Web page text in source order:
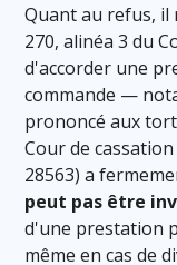
Quant au refus, il
270, alinéa 3 du
d'accorder une
commande —
prononcé aux
Cour de
28563) a
peut pas être
d'une prestation
même en cas de